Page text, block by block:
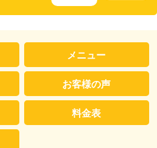
メニュー
お客様の声
料金表